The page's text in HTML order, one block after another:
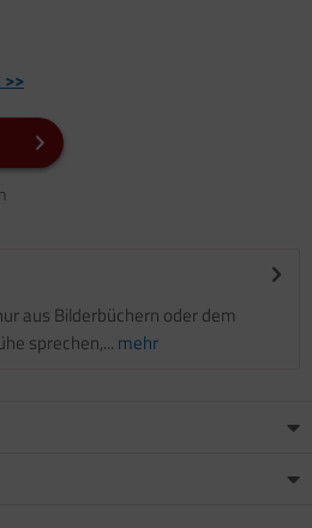
aus Bilderbüchern oder dem
sprechen,... mehr